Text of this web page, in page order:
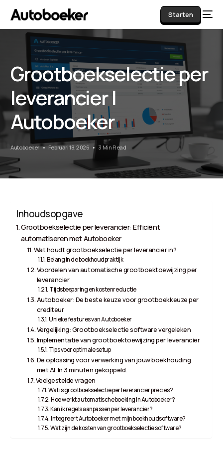
Starten
Grootboekselectie per
leverancier |
Autoboeker
Autoboeker Februari 18, 2026 3 Min Read
Inhoudsopgave
Grootboekselectie per leverancier: Efficiënt
automatiseren met Autoboeker
Wat houdt grootboekselectie per leverancier in?
Belang in de boekhoudpraktijk
Voordelen van automatische grootboektoewijzing per
leverancier
Tijdsbesparing en kostenreductie
Autoboeker: De beste keuze voor grootboekkeuze per
crediteur
Unieke features van Autoboeker
Vergelijking: Grootboekselectie software vergeleken
Implementatie van grootboektoewijzing per leverancier
Tips voor optimale setup
De oplossing voor verwerking van jouw boekhouding
met AI. In 3 minuten gekoppeld.
Veelgestelde vragen
Wat is grootboekselectie per leverancier precies?
Hoe werkt automatische boeking in Autoboeker?
Kan ik regels aanpassen per leverancier?
Integreert Autoboeker met mijn boekhoudsoftware?
Wat zijn de kosten van grootboekselectie software?
AI